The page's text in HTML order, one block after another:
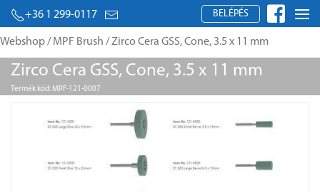
+36 1 299-0117 BELÉPÉS
Webshop/ MPF Brush / Zirco Cera GSS, Cone, 3.5 x 11 mm
Zirco Cera GSS, Cone, 3.5 x 11 mm
Termék kód: MPF-121-0007